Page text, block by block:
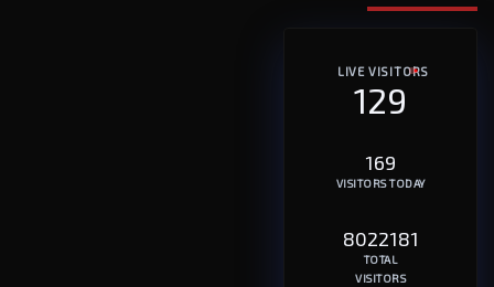
LIVE VISITORS
129
169
VISITORS TODAY
8022181
TOTAL
VISITORS